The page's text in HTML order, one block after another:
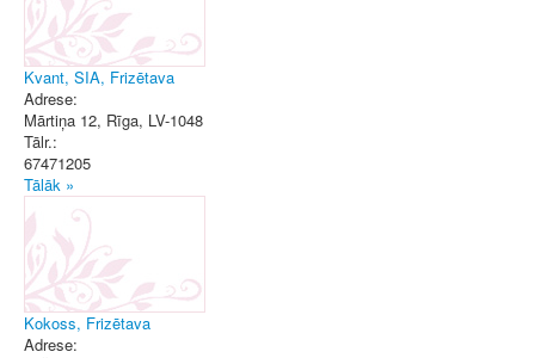
Kvant, SIA, Frizētava
Adrese:
Mārtiņa 12, Rīga, LV-1048
Tālr.:
67471205
Tālāk »
Kokoss, Frizētava
Adrese: